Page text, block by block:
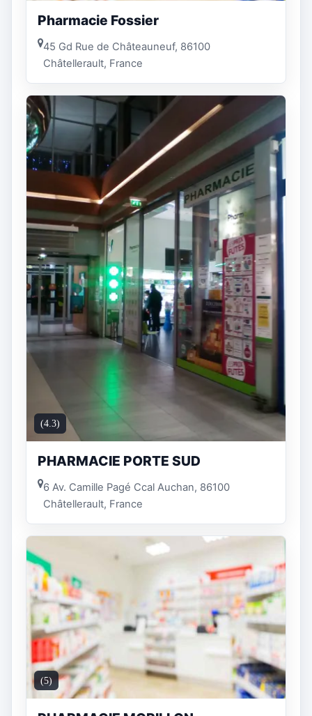
Pharmacie Fossier
45 Gd Rue de Châteauneuf, 86100
Châtellerault, France
(4.3)
PHARMACIE PORTE SUD
6 Av. Camille Pagé Ccal Auchan, 86100
Châtellerault, France
(5)